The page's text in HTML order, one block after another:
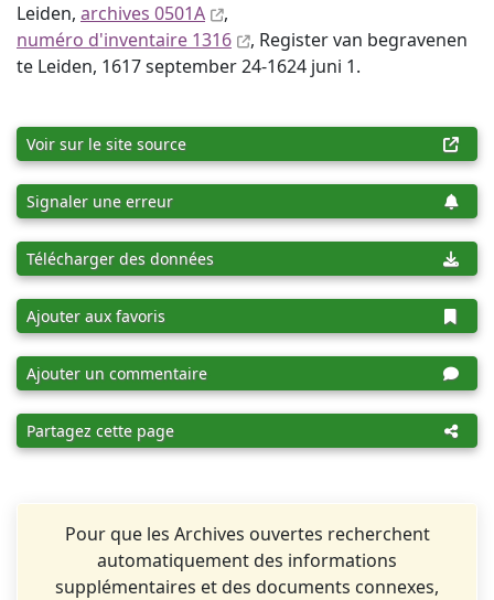
Leiden, archives 0501A
,
numéro d'inventaire 1316
, Register van begravenen
te Leiden, 1617 september 24-1624 juni 1.
Voir sur le site source
Signaler une erreur
Télécharger des données
Ajouter aux favoris
Ajouter un commentaire
Partagez cette page
Pour que les Archives ouvertes recherchent
automatiquement des informations
supplémentaires et des documents connexes,